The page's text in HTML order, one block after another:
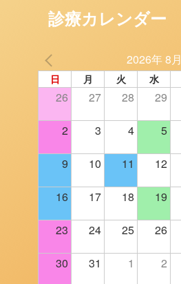
診療カレンダー
2026年 8月
日 月 火 水
26 27 28 29
2 3 4 5
9 10 11 12
16 17 18 19
23 24 25 26
30 31 1 2